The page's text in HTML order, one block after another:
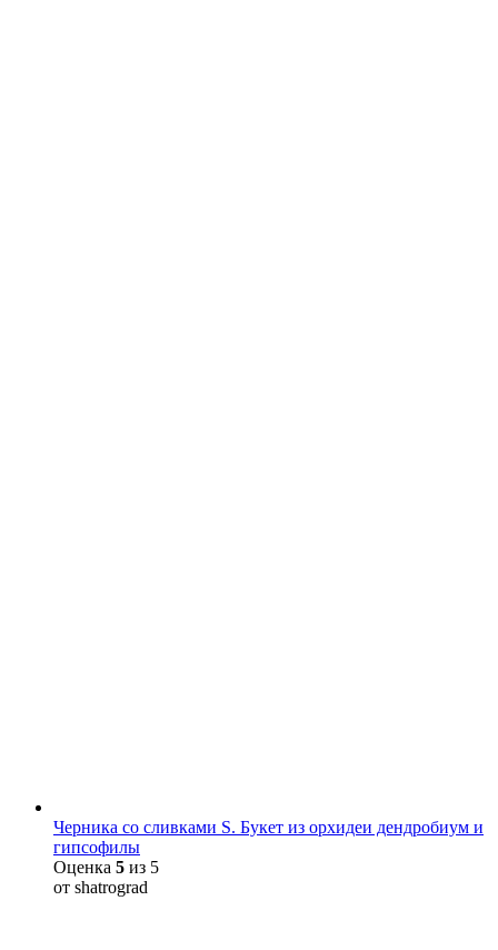
Черника со сливками S. Букет из орхидеи дендробиум и
гипсофилы
Оценка 5 из 5
от shatrograd